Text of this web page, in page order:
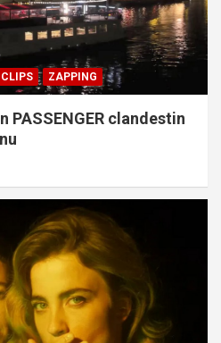
ZAPPING
PASSENGER clandestin